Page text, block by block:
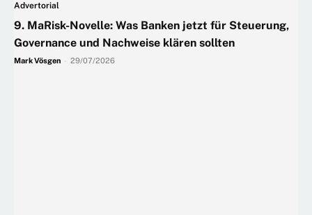
Advertorial
9. MaRisk-Novelle: Was Banken jetzt für Steuerung,
Governance und Nachweise klären sollten
Mark Vösgen 29/07/2026